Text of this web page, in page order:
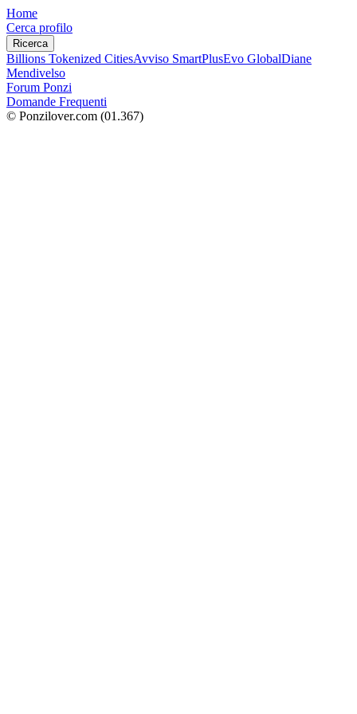
Home
Cerca profilo
Ricerca
Billions Tokenized CitiesAvviso SmartPlusEvo GlobalDiane
Mendivelso
Forum Ponzi
Domande Frequenti
© Ponzilover.com (01.367)